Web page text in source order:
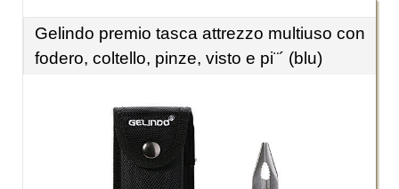
Gelindo premio tasca attrezzo multiuso con
fodero, coltello, pinze, visto e pi¨´ (blu)